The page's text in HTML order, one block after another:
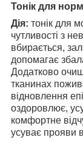
Тонік для
Дія: тонік для
чутливості з
вбирається,
допомагає
Додатково
тканинах
відновлення
оздоровлює,
комфортне
усуває прояви